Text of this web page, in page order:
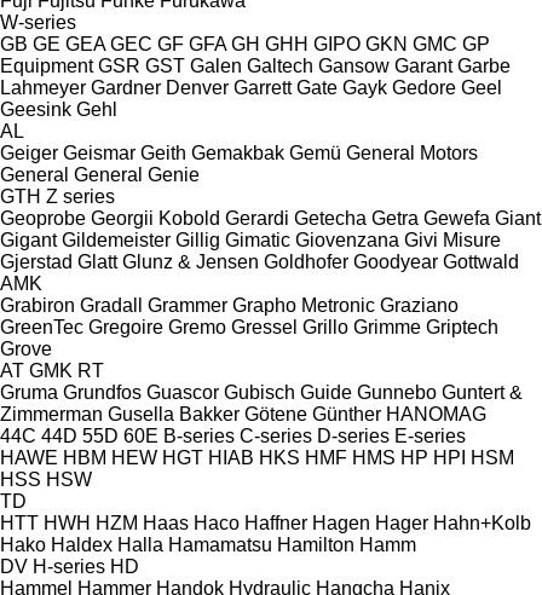
W-series
GB GE GEA GEC GF GFA GH GHH GIPO GKN GMC GP
Equipment GSR GST Galen Galtech Gansow Garant Garbe
Lahmeyer Gardner Denver Garrett Gate Gayk Gedore Geel
Geesink Gehl
AL
Geiger Geismar Geith Gemakbak Gemü General Motors
General General Genie
GTH Z series
Geoprobe Georgii Kobold Gerardi Getecha Getra Gewefa Giant
Gigant Gildemeister Gillig Gimatic Giovenzana Givi Misure
Gjerstad Glatt Glunz & Jensen Goldhofer Goodyear Gottwald
AMK
Grabiron Gradall Grammer Grapho Metronic Graziano
GreenTec Gregoire Gremo Gressel Grillo Grimme Griptech
Grove
AT GMK RT
Gruma Grundfos Guascor Gubisch Guide Gunnebo Guntert &
Zimmerman Gusella Bakker Götene Günther HANOMAG
44C 44D 55D 60E B-series C-series D-series E-series
HAWE HBM HEW HGT HIAB HKS HMF HMS HP HPI
HSM
HSS HSW
TD
HTT HWH HZM Haas Haco Haffner Hagen Hager Hahn+Kolb
Hako Haldex Halla Hamamatsu Hamilton Hamm
DV H-series HD
Hammel Hammer Handok Hydraulic Hangcha Hanix